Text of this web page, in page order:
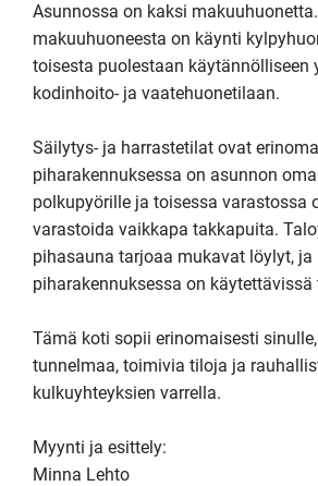
Asunnossa on kaksi
makuuhuoneesta on käynti
toisesta puolestaan käytännölliseen
kodinhoito- ja vaatehuonetilaan.
Säilytys- ja harrastetilat ovat
piharakennuksessa on asunnon
polkupyörille ja toisessa varastossa
varastoida vaikkapa takkapuita.
pihasauna tarjoaa mukavat löylyt, ja
piharakennuksessa on
Tämä koti sopii erinomaisesti
tunnelmaa, toimivia tiloja ja
kulkuyhteyksien varrella.
Myynti ja esittely:
Minna Lehto